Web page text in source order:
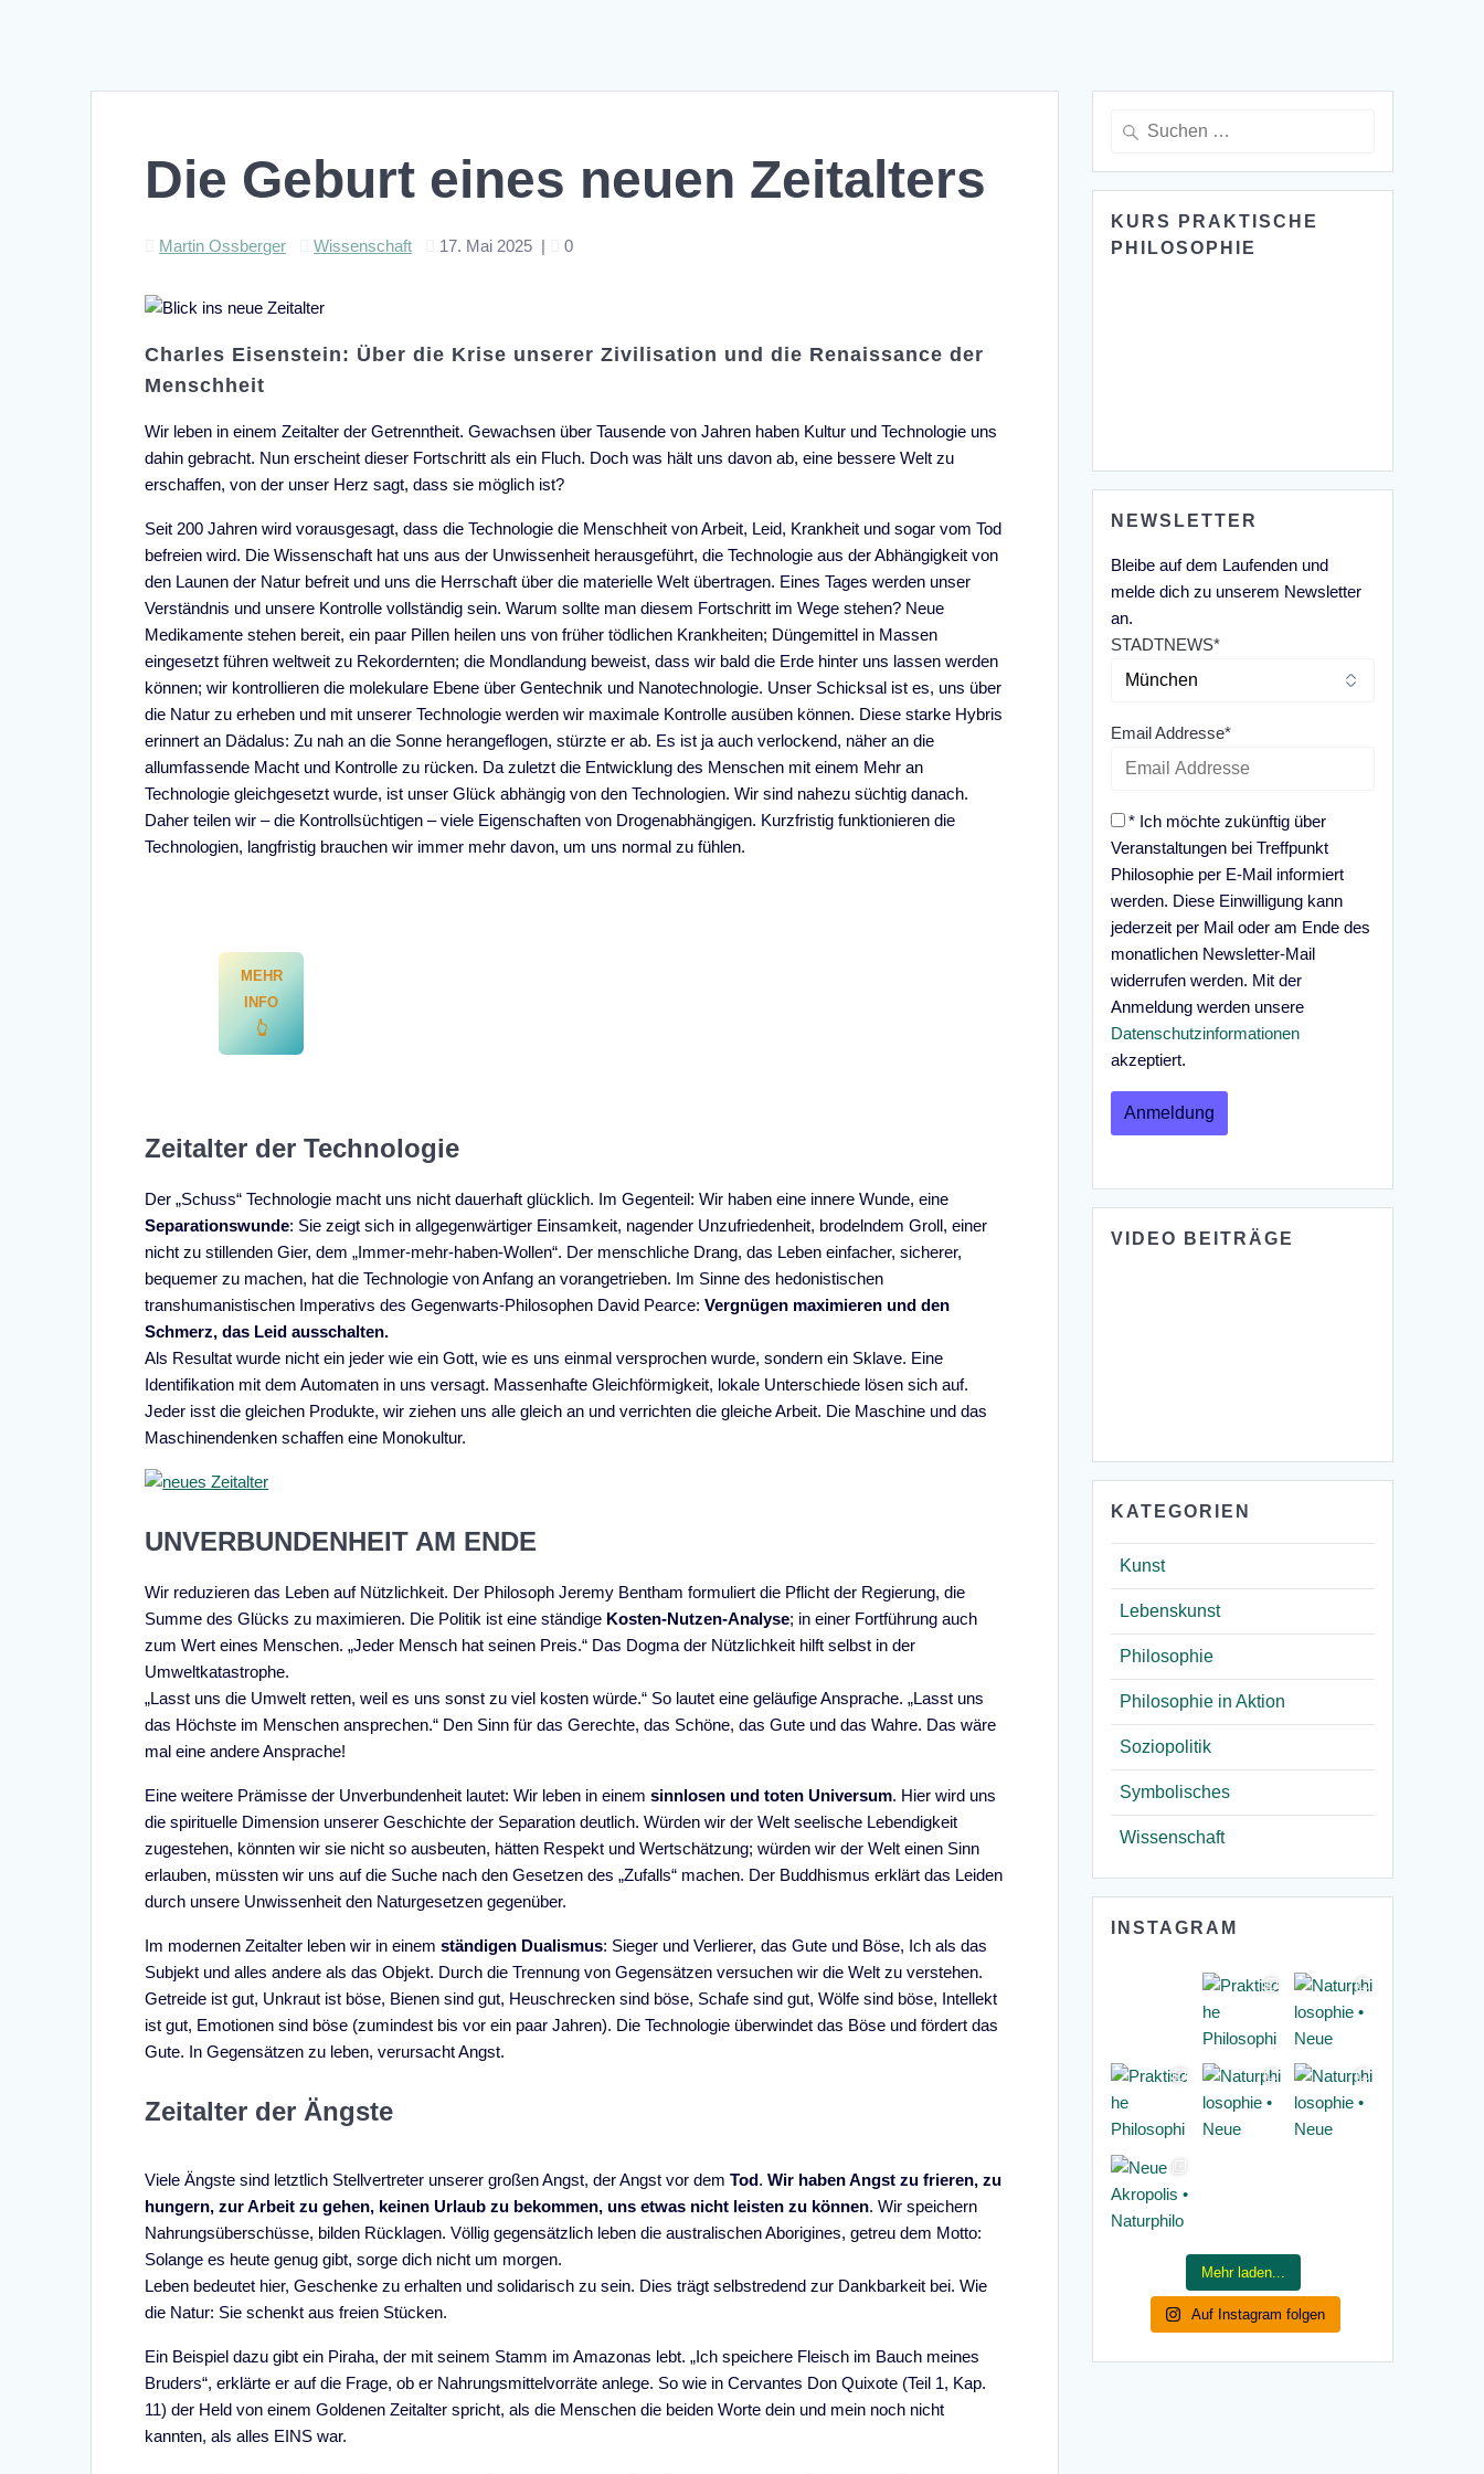
Die Geburt eines neuen Zeitalters
Martin Ossberger Wissenschaft 17. Mai 2025 | 0
Charles Eisenstein: Über die Krise unserer Zivilisation und die Renaissance der
Menschheit
Wir leben in einem Zeitalter der Getrenntheit. Gewachsen über Tausende von Jahren haben Kultur und Technologie uns
dahin gebracht. Nun erscheint dieser Fortschritt als ein Fluch. Doch was hält uns davon ab, eine bessere Welt zu
erschaffen, von der unser Herz sagt, dass sie möglich ist?
Seit 200 Jahren wird vorausgesagt, dass die Technologie die Menschheit von Arbeit, Leid, Krankheit und sogar vom Tod
befreien wird. Die Wissenschaft hat uns aus der Unwissenheit herausgeführt, die Technologie aus der Abhängigkeit von
den Launen der Natur befreit und uns die Herrschaft über die materielle Welt übertragen. Eines Tages werden unser
Verständnis und unsere Kontrolle vollständig sein. Warum sollte man diesem Fortschritt im Wege stehen? Neue
Medikamente stehen bereit, ein paar Pillen heilen uns von früher tödlichen Krankheiten; Düngemittel in Massen
eingesetzt führen weltweit zu Rekordernten; die Mondlandung beweist, dass wir bald die Erde hinter uns lassen werden
können; wir kontrollieren die molekulare Ebene über Gentechnik und Nanotechnologie. Unser Schicksal ist es, uns über
die Natur zu erheben und mit unserer Technologie werden wir maximale Kontrolle ausüben können. Diese starke Hybris
erinnert an Dädalus: Zu nah an die Sonne herangeflogen, stürzte er ab. Es ist ja auch verlockend, näher an die
allumfassende Macht und Kontrolle zu rücken. Da zuletzt die Entwicklung des Menschen mit einem Mehr an
Technologie gleichgesetzt wurde, ist unser Glück abhängig von den Technologien. Wir sind nahezu süchtig danach.
Daher teilen wir – die Kontrollsüchtigen – viele Eigenschaften von Drogenabhängigen. Kurzfristig funktionieren die
Technologien, langfristig brauchen wir immer mehr davon, um uns normal zu fühlen.
MEHR
INFO
👆
Zeitalter der Technologie
Der „Schuss“ Technologie macht uns nicht dauerhaft glücklich. Im Gegenteil: Wir haben eine innere Wunde, eine
Separationswunde: Sie zeigt sich in allgegenwärtiger Einsamkeit, nagender Unzufriedenheit, brodelndem Groll, einer
nicht zu stillenden Gier, dem „Immer-mehr-haben-Wollen“. Der menschliche Drang, das Leben einfacher, sicherer,
bequemer zu machen, hat die Technologie von Anfang an vorangetrieben. Im Sinne des hedonistischen
transhumanistischen Imperativs des Gegenwarts-Philosophen David Pearce:Vergnügen maximieren und den
Schmerz, das Leid ausschalten.
Als Resultat wurde nicht ein jeder wie ein Gott, wie es uns einmal versprochen wurde, sondern ein Sklave. Eine
Identifikation mit dem Automaten in uns versagt. Massenhafte Gleichförmigkeit, lokale Unterschiede lösen sich auf.
Jeder isst die gleichen Produkte, wir ziehen uns alle gleich an und verrichten die gleiche Arbeit. Die Maschine und das
Maschinendenken schaffen eine Monokultur.
UNVERBUNDENHEIT AM ENDE
Wir reduzieren das Leben auf Nützlichkeit. Der Philosoph Jeremy Bentham formuliert die Pflicht der Regierung, die
Summe des Glücks zu maximieren. Die Politik ist eine ständige Kosten-Nutzen-Analyse; in einer Fortführung auch
zum Wert eines Menschen. „Jeder Mensch hat seinen Preis.“ Das Dogma der Nützlichkeit hilft selbst in der
Umweltkatastrophe.
„Lasst uns die Umwelt retten, weil es uns sonst zu viel kosten würde.“ So lautet eine geläufige Ansprache. „Lasst uns
das Höchste im Menschen ansprechen.“ Den Sinn für das Gerechte, das Schöne, das Gute und das Wahre. Das wäre
mal eine andere Ansprache!
Eine weitere Prämisse der Unverbundenheit lautet: Wir leben in einemsinnlosen und toten Universum. Hier wird uns
die spirituelle Dimension unserer Geschichte der Separation deutlich. Würden wir der Welt seelische Lebendigkeit
zugestehen, könnten wir sie nicht so ausbeuten, hätten Respekt und Wertschätzung; würden wir der Welt einen Sinn
erlauben, müssten wir uns auf die Suche nach den Gesetzen des „Zufalls“ machen. Der Buddhismus erklärt das Leiden
durch unsere Unwissenheit den Naturgesetzen gegenüber.
Im modernen Zeitalter leben wir in einemständigen Dualismus: Sieger und Verlierer, das Gute und Böse, Ich als das
Subjekt und alles andere als das Objekt. Durch die Trennung von Gegensätzen versuchen wir die Welt zu verstehen.
Getreide ist gut, Unkraut ist böse, Bienen sind gut, Heuschrecken sind böse, Schafe sind gut, Wölfe sind böse, Intellekt
ist gut, Emotionen sind böse (zumindest bis vor ein paar Jahren). Die Technologie überwindet das Böse und fördert das
Gute. In Gegensätzen zu leben, verursacht Angst.
Zeitalter der Ängste
Viele Ängste sind letztlich Stellvertreter unserer großen Angst, der Angst vor demTod.Wir haben Angst zu frieren, zu
hungern, zur Arbeit zu gehen, keinen Urlaub zu bekommen, uns etwas nicht leisten zu können. Wir speichern
Nahrungsüberschüsse, bilden Rücklagen. Völlig gegensätzlich leben die australischen Aborigines, getreu dem Motto:
Solange es heute genug gibt, sorge dich nicht um morgen.
Leben bedeutet hier, Geschenke zu erhalten und solidarisch zu sein. Dies trägt selbstredend zur Dankbarkeit bei. Wie
die Natur: Sie schenkt aus freien Stücken.
Ein Beispiel dazu gibt ein Piraha, der mit seinem Stamm im Amazonas lebt. „Ich speichere Fleisch im Bauch meines
Bruders“, erklärte er auf die Frage, ob er Nahrungsmittelvorräte anlege. So wie in Cervantes Don Quixote (Teil 1, Kap.
11) der Held von einem Goldenen Zeitalter spricht, als die Menschen die beiden Worte dein und mein noch nicht
kannten, als alles EINS war.
Suche
KURS PRAKTISCHE
PHILOSOPHIE
NEWSLETTER
Bleibe auf dem Laufenden und
melde dich zu unserem Newsletter
an.
STADTNEWS*
Email Addresse*
* Ich möchte zukünftig über
Veranstaltungen bei Treffpunkt
Philosophie per E-Mail informiert
werden. Diese Einwilligung kann
jederzeit per Mail oder am Ende des
monatlichen Newsletter-Mail
widerrufen werden. Mit der
Anmeldung werden unsere
Datenschutzinformationen
akzeptiert.
VIDEO BEITRÄGE
KATEGORIEN
Kunst
Lebenskunst
Philosophie
Philosophie in Aktion
Soziopolitik
Symbolisches
Wissenschaft
INSTAGRAM
Mehr laden...
Auf Instagram folgen